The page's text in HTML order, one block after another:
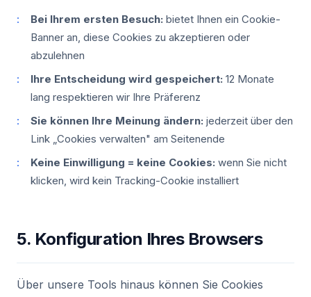
Bei Ihrem ersten Besuch: bietet Ihnen ein Cookie-
Banner an, diese Cookies zu akzeptieren oder
abzulehnen
Ihre Entscheidung wird gespeichert: 12 Monate
lang respektieren wir Ihre Präferenz
Sie können Ihre Meinung ändern: jederzeit über den
Link „Cookies verwalten" am Seitenende
Keine Einwilligung = keine Cookies: wenn Sie nicht
klicken, wird kein Tracking-Cookie installiert
5. Konfiguration Ihres Browsers
Über unsere Tools hinaus können Sie Cookies